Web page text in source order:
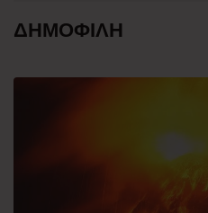
ΔΗΜΟΦΙΛΗ